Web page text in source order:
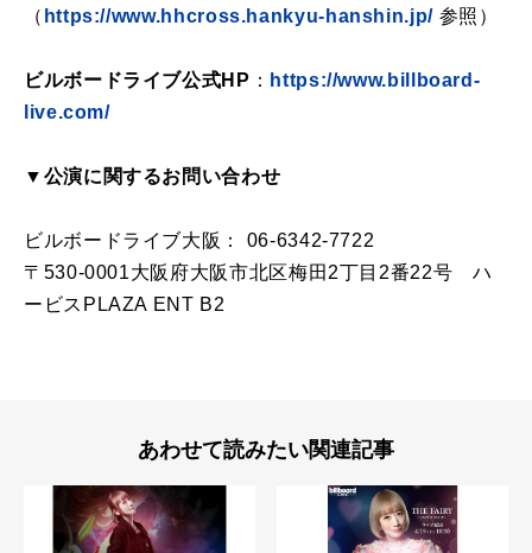
（ https://www.hhcross.hankyu-hanshin.jp/参照）
ビルボードライブ公式HP ： https://www.billboard-
live.com/
▼公演に関するお問い合わせ
ビルボードライブ大阪： 06-6342-7722
〒530-0001大阪府大阪市北区梅田2丁目2番22号 ハ
ービスPLAZA ENT B2
あわせて読みたい関連記事